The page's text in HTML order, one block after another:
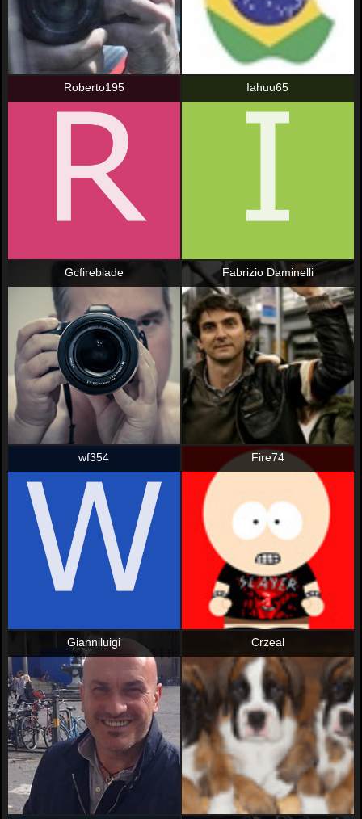
Roberto195 Iahuu65
Gcfireblade Fabrizio Daminelli
wf354 Fire74
Gianniluigi Crzeal